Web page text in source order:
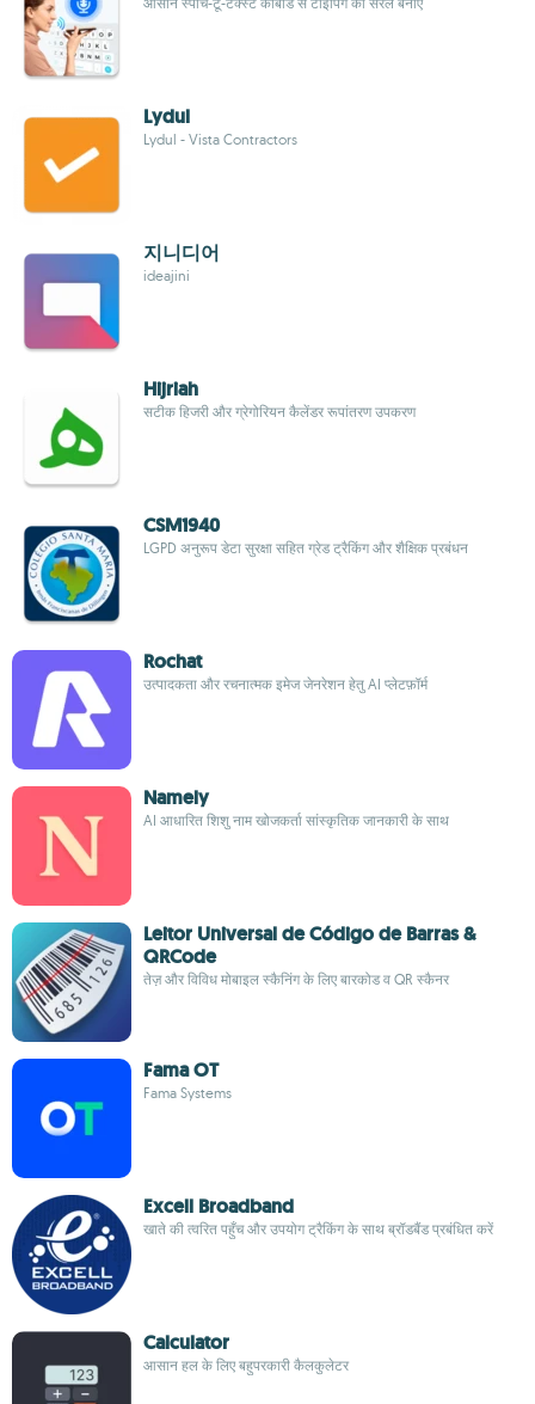
Lydul
Lydul - Vista Contractors
지니디어
ideajini
Hijriah
सटीक हिजरी और ग्रेगोरियन कैलेंडर रूपांतरण उपकरण
CSM1940
LGPD अनुरूप डेटा सुरक्षा सहित ग्रेड ट्रैकिंग और शैक्षिक प्रबंधन
Rochat
उत्पादकता और रचनात्मक इमेज जेनरेशन हेतु AI प्लेटफ़ॉर्म
Namely
AI आधारित शिशु नाम खोजकर्ता सांस्कृतिक जानकारी के साथ
Leitor Universal de Código de Barras &
QRCode
तेज़ और विविध मोबाइल स्कैनिंग के लिए बारकोड व QR स्कैनर
Fama OT
Fama Systems
Excell Broadband
खाते की त्वरित पहुँच और उपयोग ट्रैकिंग के साथ ब्रॉडबैंड प्रबंधित करें
Calculator
आसान हल के लिए बहुपरकारी कैलकुलेटर